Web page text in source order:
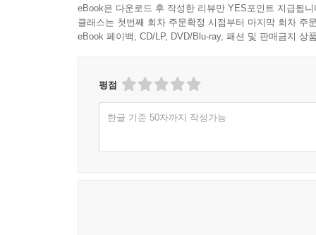
eBook은 다운로드 후 작성한 리뷰만 YES포인트 지급됩니
클래스는 첫번째 회차 주문확정 시점부터 마지막 회차 주
eBook 페이백, CD/LP, DVD/Blu-ray, 패션 및 판매금지 상
평점
한글 기준 50자까지 작성가능